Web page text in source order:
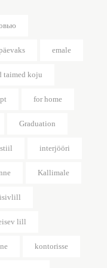
emale
taimed koju
for home
Graduation
interjööri
Kallimale
lill
kontorisse